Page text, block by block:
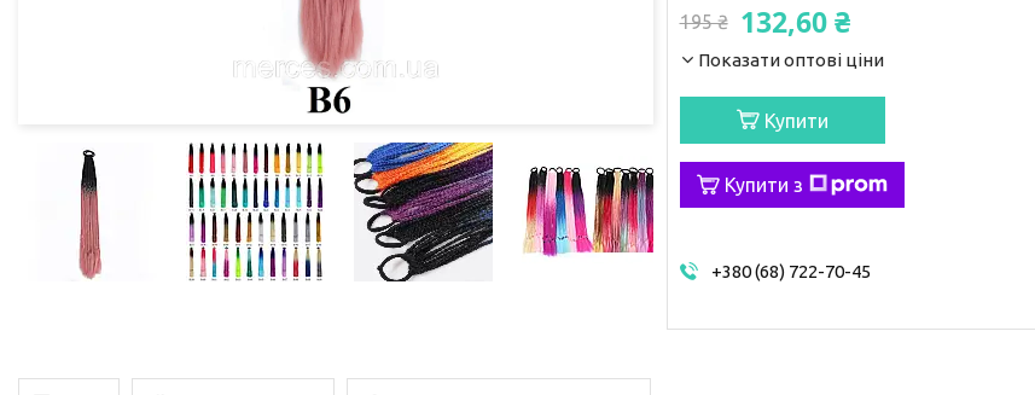
195 ₴ 132,60 ₴
Показати оптові ціни
Купити
Купити з
+380 (68) 722-70-45